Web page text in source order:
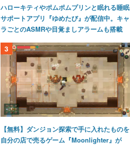
ハローキティやポムポムプリンと眠れる睡眠
サポートアプリ『ゆめたび』が配信中。キャ
ラごとのASMRや目覚ましアラームも搭載
3
【無料】ダンジョン探索で手に入れたものを
自分の店で売るゲーム『Moonlighter』が